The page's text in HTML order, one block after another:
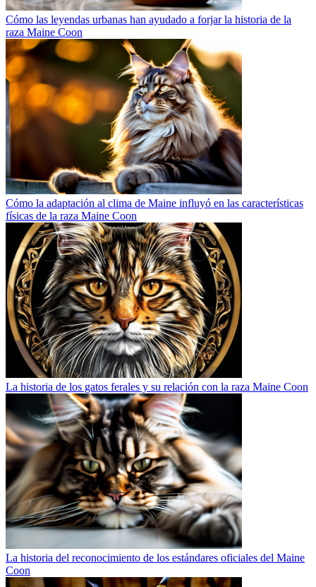
Cómo las leyendas urbanas han ayudado a forjar la historia de la
raza Maine Coon
Cómo la adaptación al clima de Maine influyó en las características
físicas de la raza Maine Coon
La historia de los gatos ferales y su relación con la raza Maine Coon
La historia del reconocimiento de los estándares oficiales del Maine
Coon